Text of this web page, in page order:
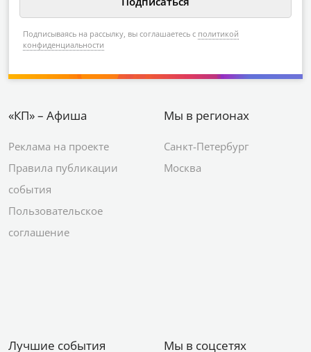
Подписываясь на рассылку, вы соглашаетесь с политикой
конфиденциальности
«КП» – Афиша
Реклама на проекте
Правила публикации
события
Пользовательское
соглашение
Мы в регионах
Санкт-Петербург
Москва
Лучшие события Мы в соцсетях